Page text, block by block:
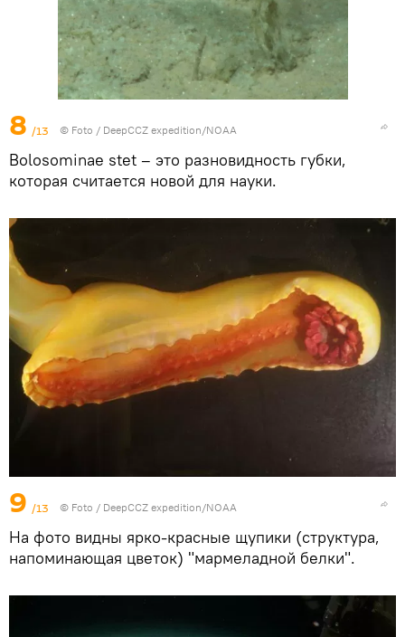
8 /13 © Foto / DeepCCZ expedition/NOAA
Bolosominae stet – это разновидность губки,
которая считается новой для науки.
9 /13 © Foto / DeepCCZ expedition/NOAA
На фото видны ярко-красные щупики (структура,
напоминающая цветок) "мармеладной белки".